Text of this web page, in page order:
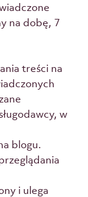
na dobę, 7
treści na
w
blogu.
i ulega